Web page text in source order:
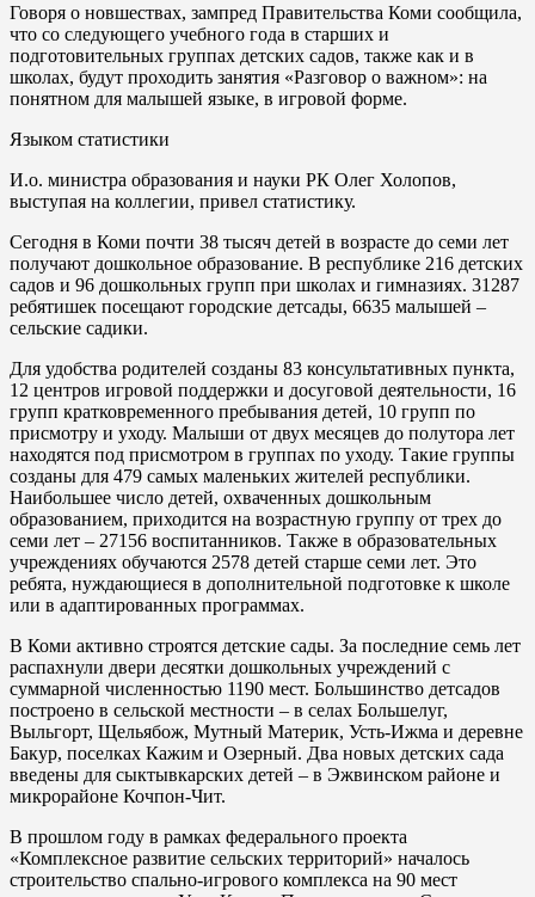
Говоря о новшествах, зампред Правительства Коми сообщила,
что со следующего учебного года в старших и
подготовительных группах детских садов, также как и в
школах, будут проходить занятия «Разговор о важном»: на
понятном для малышей языке, в игровой форме.
Языком статистики
И.о. министра образования и науки РК Олег Холопов,
выступая на коллегии, привел статистику.
Сегодня в Коми почти 38 тысяч детей в возрасте до семи лет
получают дошкольное образование. В республике 216 детских
садов и 96 дошкольных групп при школах и гимназиях. 31287
ребятишек посещают городские детсады, 6635 малышей –
сельские садики.
Для удобства родителей созданы 83 консультативных пункта,
12 центров игровой поддержки и досуговой деятельности, 16
групп кратковременного пребывания детей, 10 групп по
присмотру и уходу. Малыши от двух месяцев до полутора лет
находятся под присмотром в группах по уходу. Такие группы
созданы для 479 самых маленьких жителей республики.
Наибольшее число детей, охваченных дошкольным
образованием, приходится на возрастную группу от трех до
семи лет – 27156 воспитанников. Также в образовательных
учреждениях обучаются 2578 детей старше семи лет. Это
ребята, нуждающиеся в дополнительной подготовке к школе
или в адаптированных программах.
В Коми активно строятся детские сады. За последние семь лет
распахнули двери десятки дошкольных учреждений с
суммарной численностью 1190 мест. Большинство детсадов
построено в сельской местности – в селах Большелуг,
Выльгорт, Щельябож, Мутный Материк, Усть-Ижма и деревне
Бакур, поселках Кажим и Озерный. Два новых детских сада
введены для сыктывкарских детей – в Эжвинском районе и
микрорайоне Кочпон-Чит.
В прошлом году в рамках федерального проекта
«Комплексное развитие сельских территорий» началось
строительство спально-игрового комплекса на 90 мест